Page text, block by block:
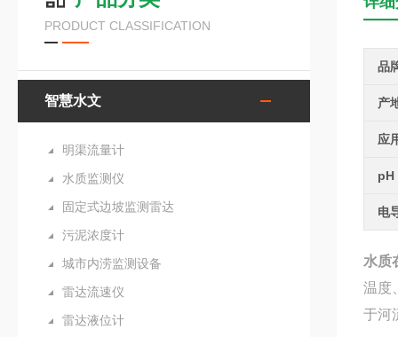
PRODUCT CLASSIFICATION
智慧水文
明渠流量计
水质监测仪
固定式边坡监测雷达
污泥浓度计
城市内涝监测设备
雷达流速仪
雷达液位计
品
产
应
pH
电
水质
温度
于河